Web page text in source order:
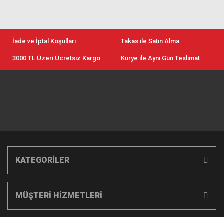
İade ve İptal Koşulları Takas ile Satın Alma
3000 TL Üzeri Ücretsiz Kargo Kurye ile Aynı Gün Teslimat
KATEGORİLER
MÜŞTERİ HİZMETLERİ